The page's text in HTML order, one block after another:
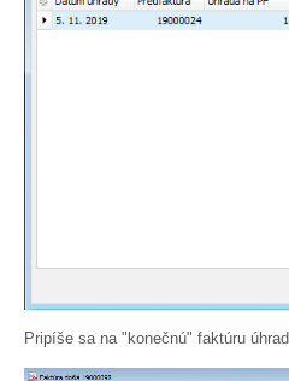
Pripíše sa na "konečnú" faktúru